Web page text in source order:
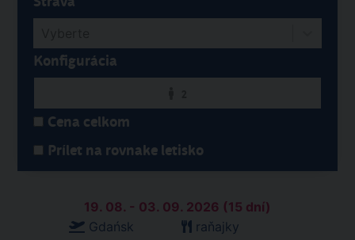
Konfigurácia
Cena celkom
Prílet na rovnake letisko
19. 08. - 03. 09. 2026 (15 dní)
Gdańsk
raňajky